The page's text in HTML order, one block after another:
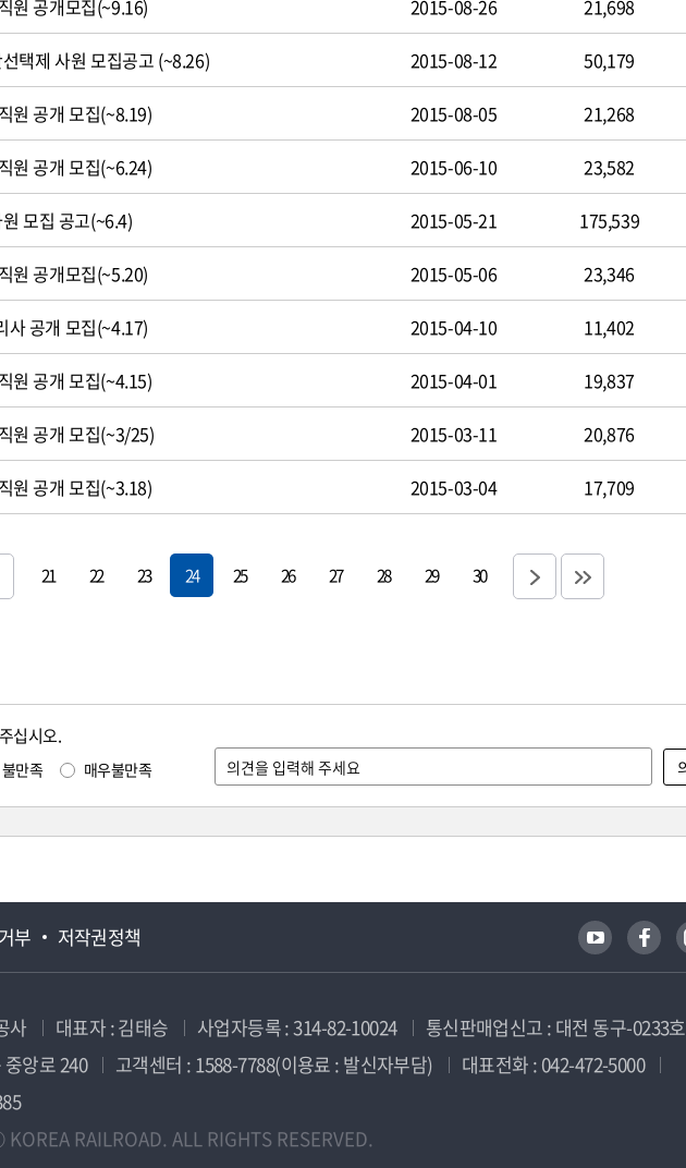
원 공개모집(~9.16) 2015-08-26 21,698
택제 사원 모집공고 (~8.26) 2015-08-12 50,179
원 공개 모집(~8.19) 2015-08-05 21,268
원 공개 모집(~6.24) 2015-06-10 23,582
모집 공고(~6.4) 2015-05-21 175,539
원 공개모집(~5.20) 2015-05-06 23,346
사 공개 모집(~4.17) 2015-04-10 11,402
원 공개 모집(~4.15) 2015-04-01 19,837
원 공개 모집(~3/25) 2015-03-11 20,876
원 공개 모집(~3.18) 2015-03-04 17,709
21 22 23 24 25 26 27 28 29 30
십시오.
불만족 매우불만족
부 저작권정책
사 대표자 : 김태승 사업자등록 : 314-82-10024
통신판매업신고 : 대전 동구-0233호
앙로 240
고객센터 : 1588-7788(이용료 : 발신자부담)
대표전화 : 042-472-5000
RAILROAD. ALL RIGHTS RESERVED.